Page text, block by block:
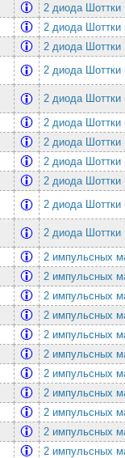
2 диода
2 диода
2 диода
2 диода
2 диода
2 диода
2 диода
2 диода
2 диода
2 диода
2 диода
2 импульсных
2 импульсных
2 импульсных
2 импульсных
2 импульсных
2 импульсных
2 импульсных
2 импульсных
2 импульсных
2 импульсных
2 импульсных